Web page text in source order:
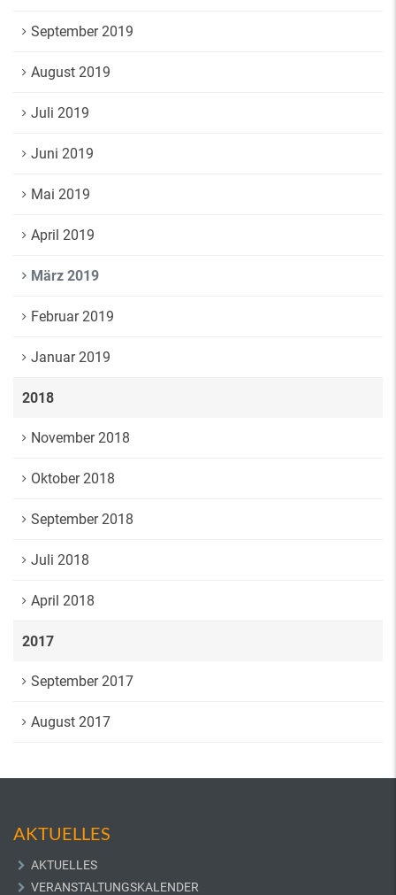
September 2019
August 2019
Juli 2019
Juni 2019
Mai 2019
April 2019
März 2019
Februar 2019
Januar 2019
2018
November 2018
Oktober 2018
September 2018
Juli 2018
April 2018
2017
September 2017
August 2017
AKTUELLES
AKTUELLES
VERANSTALTUNGSKALENDER